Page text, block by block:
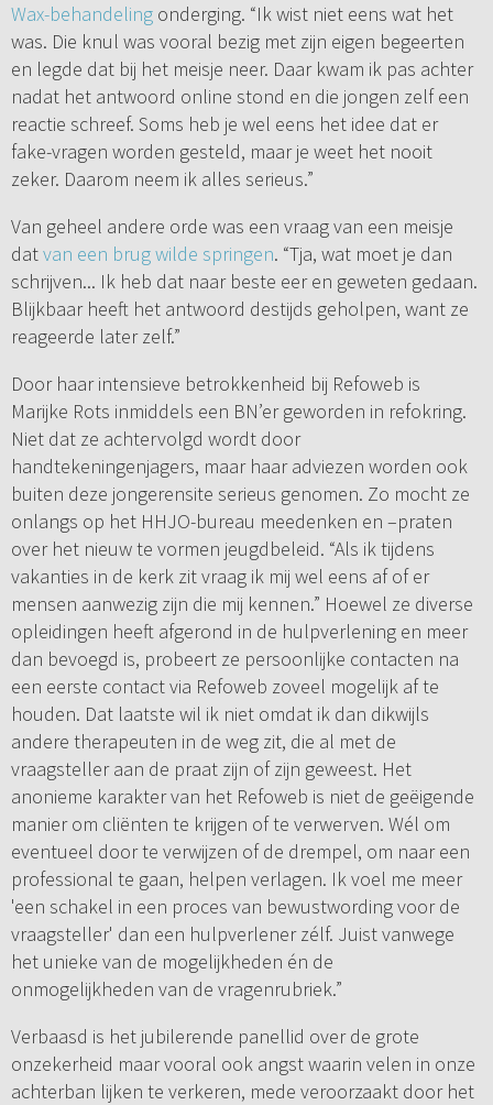
Wax-behandelingonderging. “Ik wist niet eens wat het
was. Die knul was vooral bezig met zijn eigen begeerten
en legde dat bij het meisje neer. Daar kwam ik pas achter
nadat het antwoord online stond en die jongen zelf een
reactie schreef. Soms heb je wel eens het idee dat er
fake-vragen worden gesteld, maar je weet het nooit
zeker. Daarom neem ik alles serieus.”
Van geheel andere orde was een vraag van een meisje
datvan een brug wilde springen. “Tja, wat moet je dan
schrijven... Ik heb dat naar beste eer en geweten gedaan.
Blijkbaar heeft het antwoord destijds geholpen, want ze
reageerde later zelf.”
Door haar intensieve betrokkenheid bij Refoweb is
Marijke Rots inmiddels een BN’er geworden in refokring.
Niet dat ze achtervolgd wordt door
handtekeningenjagers, maar haar adviezen worden ook
buiten deze jongerensite serieus genomen. Zo mocht ze
onlangs op het HHJO-bureau meedenken en –praten
over het nieuw te vormen jeugdbeleid. “Als ik tijdens
vakanties in de kerk zit vraag ik mij wel eens af of er
mensen aanwezig zijn die mij kennen.” Hoewel ze diverse
opleidingen heeft afgerond in de hulpverlening en meer
dan bevoegd is, probeert ze persoonlijke contacten na
een eerste contact via Refoweb zoveel mogelijk af te
houden. Dat laatste wil ik niet omdat ik dan dikwijls
andere therapeuten in de weg zit, die al met de
vraagsteller aan de praat zijn of zijn geweest. Het
anonieme karakter van het Refoweb is niet de geëigende
manier om cliënten te krijgen of te verwerven. Wél om
eventueel door te verwijzen of de drempel, om naar een
professional te gaan, helpen verlagen. Ik voel me meer
'een schakel in een proces van bewustwording voor de
vraagsteller' dan een hulpverlener zélf. Juist vanwege
het unieke van de mogelijkheden én de
onmogelijkheden van de vragenrubriek.”
Verbaasd is het jubilerende panellid over de grote
onzekerheid maar vooral ook angst waarin velen in onze
achterban lijken te verkeren, mede veroorzaakt door het